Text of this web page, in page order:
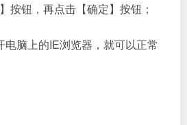
按钮，再点击【确定】按钮；
脑上的IE浏览器，就可以正常